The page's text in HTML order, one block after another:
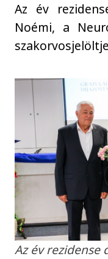
Az év
Noémi, a
Az év rezidense